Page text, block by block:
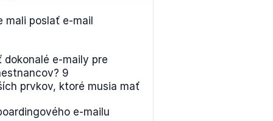
mali poslať e-mail
e-maily pre
9
prvkov, ktoré musia mať
e-mailu